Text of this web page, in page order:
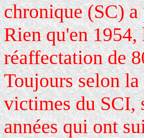
chronique (SC)
Rien qu'en
réaffectation de
Toujours selon
victimes du SCI,
années qui ont